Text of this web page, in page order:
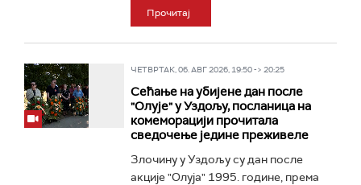
Прочитај
ЧЕТВРТАК, 06. АВГ 2026, 19:50 -> 20:25
Сећање на убијене дан после
"Олује" у Уздољу, посланица на
комеморацији прочитала
сведочење једине преживеле
Злочину у Уздољу су дан после
акције "Олуја" 1995. године, према